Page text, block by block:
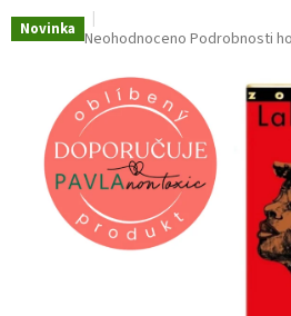
Novinka Průměrné
produktu
je
0,0
z
5
hvězdiček.
Neohodnoceno Podrobnosti